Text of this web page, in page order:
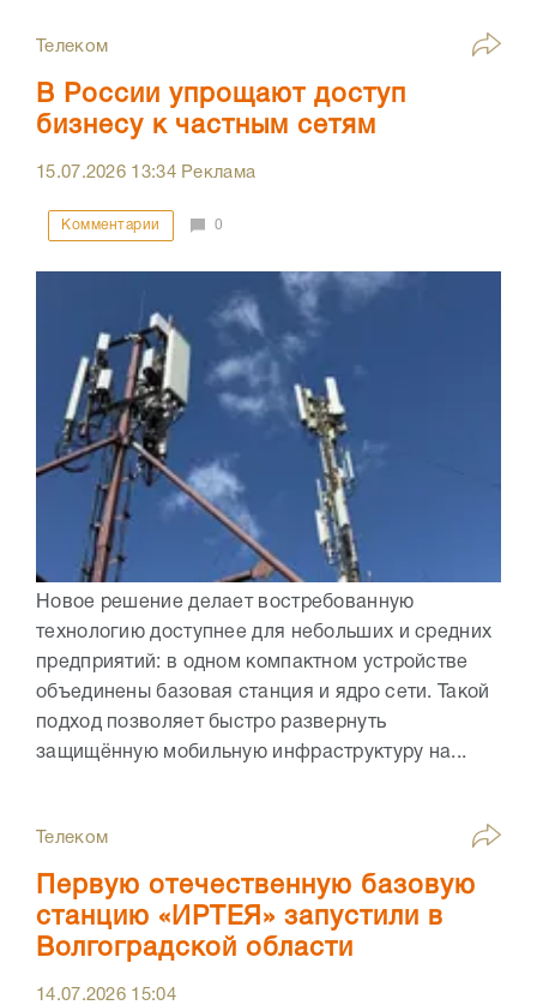
Телеком
В России упрощают доступ
бизнесу к частным сетям
15.07.2026 13:34Реклама
Комментарии 0
Новое решение делает востребованную
технологию доступнее для небольших и средних
предприятий: в одном компактном устройстве
объединены базовая станция и ядро сети. Такой
подход позволяет быстро развернуть
защищённую мобильную инфраструктуру на...
Телеком
Первую отечественную базовую
станцию «ИРТЕЯ» запустили в
Волгоградской области
14.07.2026 15:04